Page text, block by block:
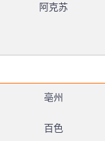
阿克苏
亳州
百色